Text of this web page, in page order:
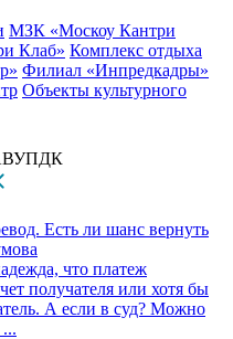
МЗК «Москоу Кантри
Клаб» Комплекс отдыха
Филиал «Инпредкадры»
Объекты культурного
Есть ли шанс вернуть
что платеж
получателя или хотя бы
А если в суд? Можно